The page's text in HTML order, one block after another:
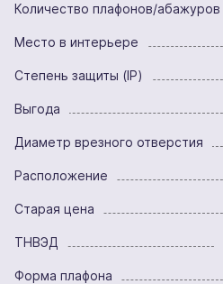
Количество плафонов/абажуров
Место в интерьере
Степень защиты (IP)
Выгода
Диаметр врезного отверстия
Расположение
Старая цена
ТНВЭД
Форма плафона